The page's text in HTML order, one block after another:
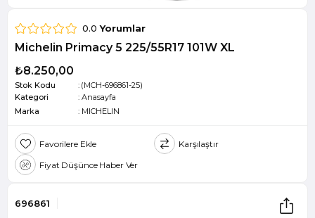
0.0 Yorumlar
Michelin Primacy 5 225/55R17 101W XL
₺8.250,00
Stok Kodu
(MCH-696861-25)
Kategori
: Anasayfa
Marka
: MICHELIN
Favorilere Ekle
Karşılaştır
Fiyat Düşünce Haber Ver
696861